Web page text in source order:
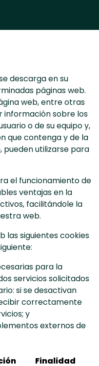
descarga en su
páginas web.
web, entre otras
información sobre los
o de su equipo y,
que contenga y de la
pueden utilizarse para
el funcionamiento de
ventajas en la
facilitándole la
web.
las siguientes cookies
para la
servicios solicitados
si se desactivan
correctamente
y
externos de
Finalidad